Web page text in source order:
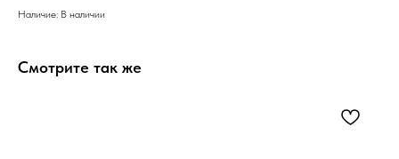
Наличие: В наличии
Смотрите так же